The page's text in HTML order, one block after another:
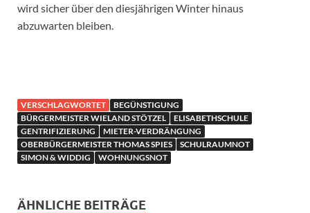
wird sicher über den diesjährigen Winter hinaus
abzuwarten bleiben.
VERSCHLAGWORTET
BEGÜNSTIGUNG
BÜRGERMEISTER WIELAND STÖTZEL
ELISABETHSCHULE
GENTRIFIZIERUNG
MIETER-VERDRÄNGUNG
OBERBÜRGERMEISTER THOMAS SPIES
SCHULRAUMNOT
SIMON & WIDDIG
WOHNUNGSNOT
ÄHNLICHE BEITRÄGE